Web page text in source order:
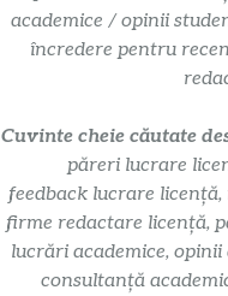
academice / opinii
încredere pentru
Cuvinte cheie căutate
păreri lucrare
feedback lucrare
firme redactare licență,
lucrări academice,
consultanță